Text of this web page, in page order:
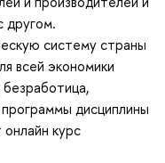
другом.
систему страны
всей экономики
дисциплины
курс